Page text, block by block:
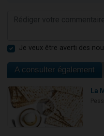
Je veux être averti des
A consulter également
La